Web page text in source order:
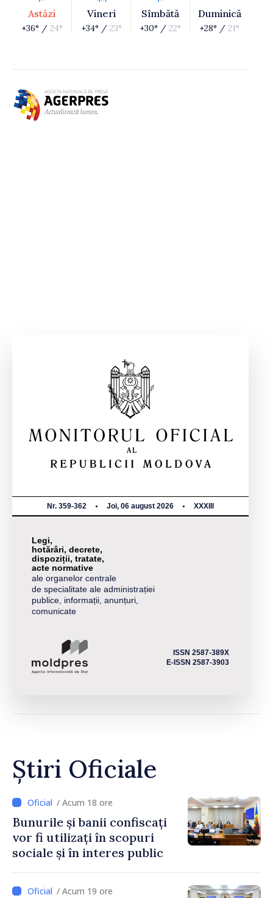
Astăzi
+36° / 24°
Vineri
+34° / 23°
Sîmbătă
+30° / 22°
Duminică
+28° / 21°
Nr. 359-362 Joi, 06 august 2026 XXXIII
Legi,
hotărâri, decrete,
dispoziții, tratate,
acte normative
ale organelor centrale
de specialitate ale administrației
publice, informații, anunțuri,
comunicate
ISSN 2587-389X
E-ISSN 2587-3903
Știri Oficiale
/ Acum 18 ore
Bunurile și banii confiscați
vor fi utilizați în scopuri
sociale și în interes public
/ Acum 19 ore